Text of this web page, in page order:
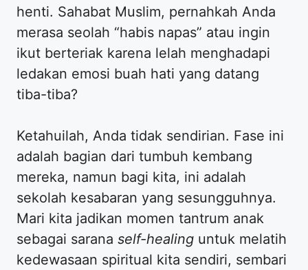
henti. Sahabat Muslim, pernahkah Anda
merasa seolah “habis napas” atau ingin
ikut berteriak karena lelah menghadapi
ledakan emosi buah hati yang datang
tiba-tiba?
​Ketahuilah, Anda tidak sendirian. Fase ini
adalah bagian dari tumbuh kembang
mereka, namun bagi kita, ini adalah
sekolah kesabaran yang sesungguhnya.
Mari kita jadikan momen tantrum anak
sebagai sarana self-healing untuk melatih
kedewasaan spiritual kita sendiri, sembari